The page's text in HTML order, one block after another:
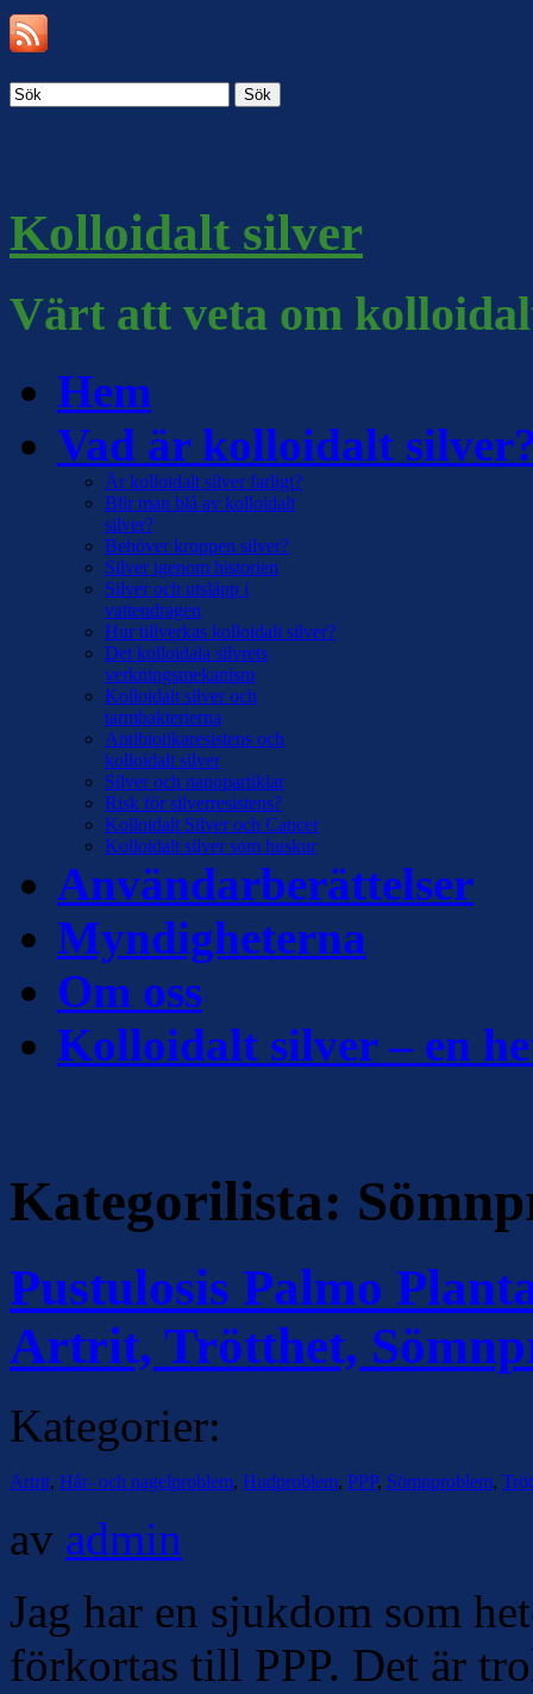
Sök
Kolloidalt silver
Värt att veta om
Hem
Vad är kolloidalt
Är kolloidalt silver farligt?
Blir man blå av kolloidalt
silver?
Behöver kroppen silver?
Silver igenom historien
Silver och utsläpp i
vattendragen
Hur tillverkas kolloidalt silver?
Det kolloidala silvrets
verkningsmekanism
Kolloidalt silver och
tarmbakterierna
Antibiotikaresistens och
kolloidalt silver
Silver och nanopartiklar
Risk för silverresistens?
Kolloidalt Silver och Cancer
Kolloidalt silver som huskur
Användarberättelser
Myndigheterna
Om oss
Kolloidalt silver – en
Kategorilista:
Pustulosis Palmo
Artrit, Trötthet,
Kategorier:
Artrit, Hår- och nagelproblem, Hudproblem, PPP, Sömnproblem,
av admin
Jag har en sjukdom som
förkortas till PPP. Det är